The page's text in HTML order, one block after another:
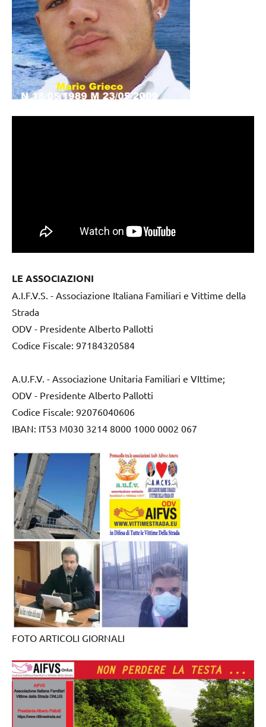
LE ASSOCIAZIONI
A.I.F.V.S. - Associazione Italiana Familiari e Vittime della
Strada
ODV - Presidente Alberto Pallotti
Codice Fiscale: 97184320584
A.U.F.V. - Associazione Unitaria Familiari e VIttime;
ODV - Presidente Alberto Pallotti
Codice Fiscale: 92076040606
IBAN: IT53 M030 3214 8000 1000 0002 067
FOTO ARTICOLI GIORNALI